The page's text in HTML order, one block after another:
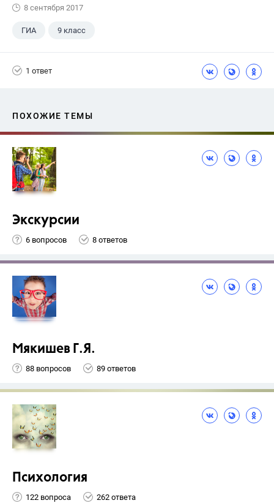
8 сентября 2017
ГИА 9 класс
1 ответ
ПОХОЖИЕ ТЕМЫ
Экскурсии
6 вопросов 8 ответов
Мякишев Г.Я.
88 вопросов 89 ответов
Психология
122 вопроса 262 ответа